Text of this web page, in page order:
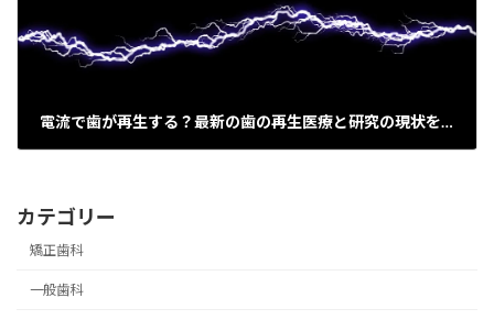
電流で歯が再生する？最新の歯の再生医療と研究の現状を解説
カテゴリー
矯正歯科
一般歯科